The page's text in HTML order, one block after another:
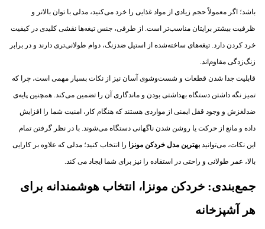
باشد؛ اگر معمولاً حجم زیادی از مواد غذایی را خرد می‌کنید، مدلی با توان بالاتر و
ظرفیت بیشتر برایتان مناسب‌تر است. از طرفی، جنس تیغه‌ها نقشی کلیدی در کیفیت
خرد کردن دارد. تیغه‌های ساخته‌شده از استیل ضدزنگ، دوام طولانی‌تری دارند و در برابر
زنگ‌زدگی مقاوم‌اند.
قابلیت جدا شدن قطعات و شست‌وشوی آسان نیز از نکات بسیار مهمی است، چرا که
تمیز نگه داشتن دستگاه بهداشتی بودن و ماندگاری آن را تضمین می‌کند. همچنین پایه‌ی
ضدلغزش و وجود قفل ایمنی از مواردی هستند که هنگام کار، امنیت شما را افزایش
داده و مانع از حرکت یا روشن شدن ناگهانی دستگاه می‌شوند. با در نظر گرفتن تمام
این نکات، می‌توانید بهترین مدل خردکن مونزا
را انتخاب کنید؛ مدلی که علاوه بر کارایی
بالا، عمر طولانی و راحتی در استفاده را نیز برای شما ایجاد می کند.
جمع‌بندی: خردکن مونزا، انتخاب هوشمندانه برای
هر آشپزخانه